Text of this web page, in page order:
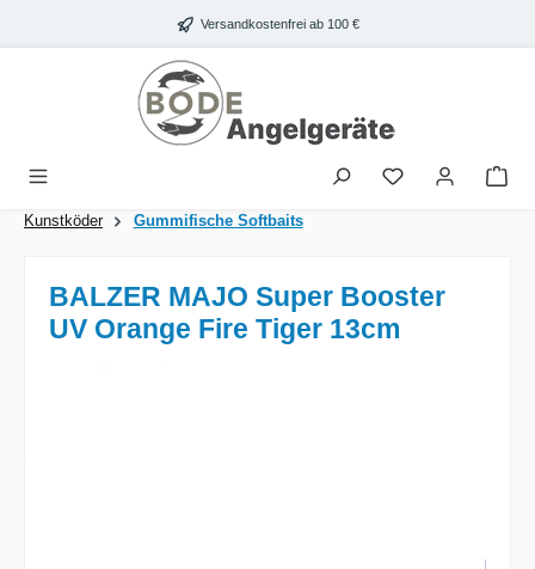
Zum Hauptinhalt springen Versandkostenfrei ab 100 €
Kunstköder Gummifische Softbaits
BALZER MAJO Super Booster
UV Orange Fire Tiger 13cm